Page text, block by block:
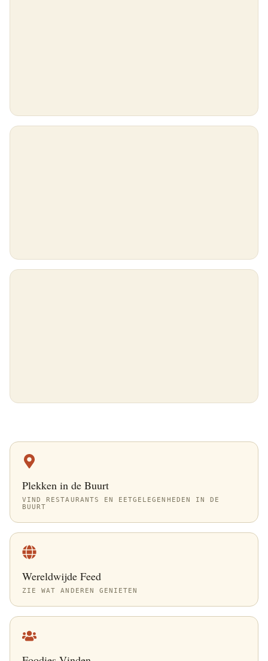
Plekken in de Buurt
VIND RESTAURANTS EN EETGELEGENHEDEN IN DE
BUURT
Wereldwijde Feed
ZIE WAT ANDEREN GENIETEN